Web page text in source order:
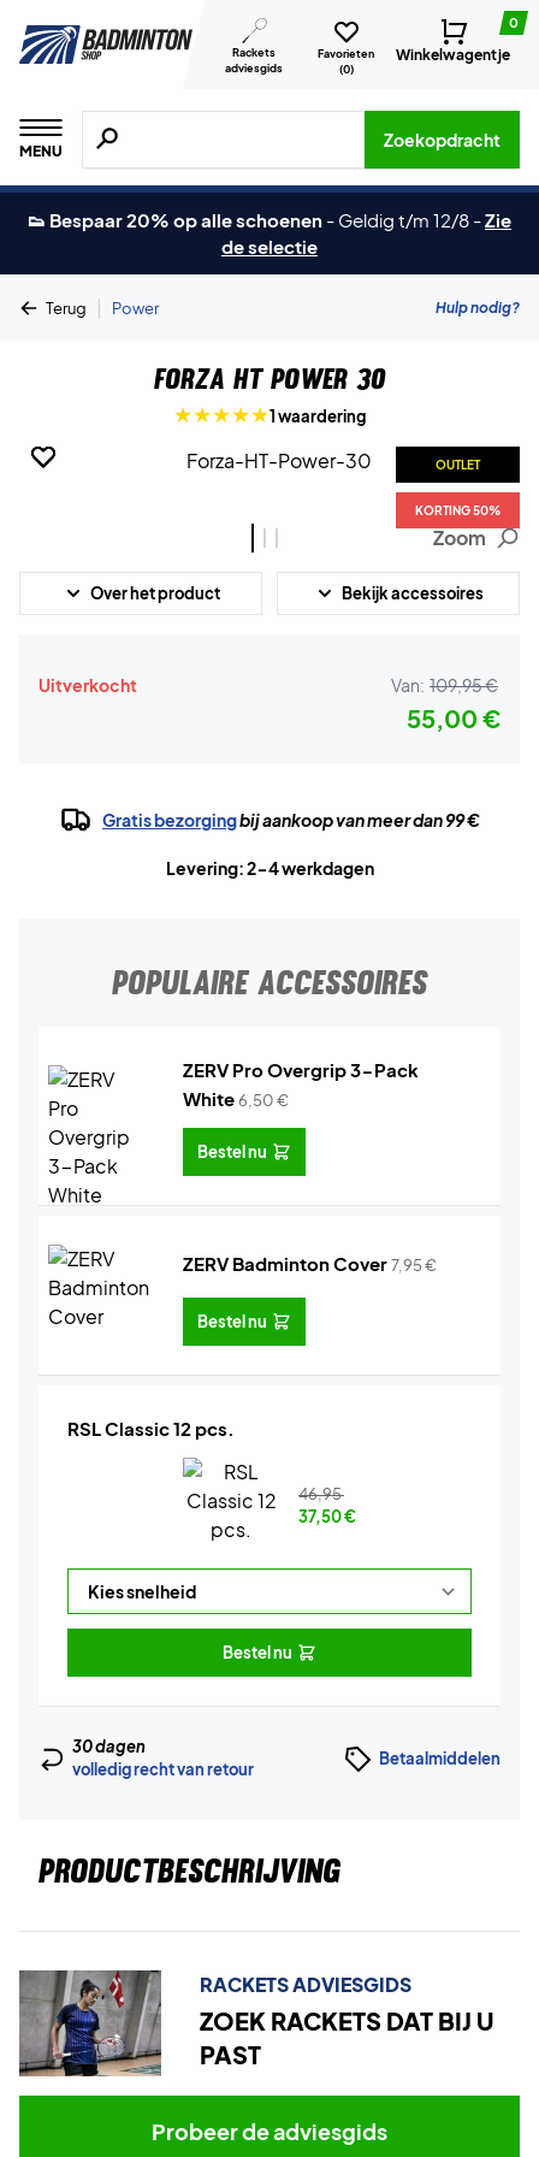
Rackets
adviesgids
Favorieten
(0)
0
Winkelwagentje
MENU
Zoeken naar producten, merken etc.
Zoekopdracht
👟 Bespaar 20% op alle schoenen - Geldig t/m 12/8 -Zie
de selectie
Terug | Power Hulp nodig?
Forza HT Power 30
1 waardering
OUTLET
KORTING 50%
OUTLET
KORTING 50%
OUTLET
KORTING 50%
Zoom
Over het product Bekijk accessoires
Uitverkocht Van: 109,95 €
55,00 €
Gratis bezorgingbij aankoop van meer dan 99 €
Levering: 2-4 werkdagen
POPULAIRE ACCESSOIRES
ZERV Pro Overgrip 3-Pack
White6,50€
Bestel nu
ZERV Badminton Cover7,95€
Bestel nu
RSL Classic 12 pcs.
46,95
37,50€
Bestel nu
30 dagen
volledig recht van retour
Betaalmiddelen
PRODUCTBESCHRIJVING
RACKETS ADVIESGIDS
ZOEK RACKETS DAT BIJ U
PAST
Probeer de adviesgids